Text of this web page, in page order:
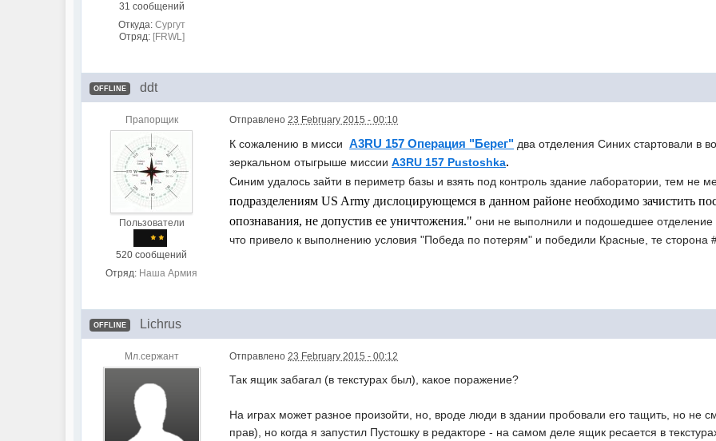
31 сообщений
Откуда: Сургут
Отряд: [FRWL]
OFFLINE ddt
Прапорщик
Пользователи
520 сообщений
Отряд: Наша Армия
Отправлено 23 February 2015 - 00:10
К сожалению в мисси A3RU 157 Операция "Берег" два отделения Cиних стартовали в
зеркальном отыгрыше миссии A3RU 157 Pustoshka.
Синим удалось зайти в периметр базы и взять под контроль здание лаборатории, тем не
подразделениям US Army дислоцирующемся в данном районе необходимо зачистить
опознавания, не допустив ее уничтожения." они не выполнили и подошедшее
что привело к выполнению условия "Победа по потерям" и победили Красные, те сторона
OFFLINE Lichrus
Мл.сержант Отправлено 23 February 2015 - 00:12
Так ящик забагал (в текстурах был), какое поражение?
На играх может разное произойти, но, вроде люди в здании пробовали его тащить, но не
прав), но когда я запустил Пустошку в редакторе - на самом деле ящик ресается в